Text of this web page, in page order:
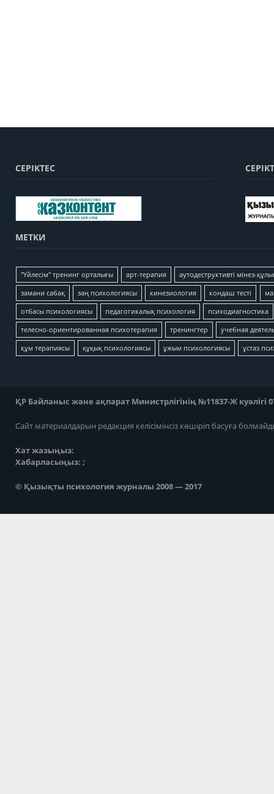
СЕРІКТЕС
МЕТКИ
"Үйлесім" тренинг орталығы арт-терапия аутодеструктивті мінез-
замани сабақ заң психологиясы кинезиология кондаш тесті
отбасы психологиясы педагогикалық психология психодиагностика
телесно-ориентированная психотерапия тренингтер учебная
құм терапиясы құқық психологиясы ұжым психологиясы ұстаз
ҚР Байланыс және ақпарат Министрлігінің №11837-Ж куәлігі
Сайт материалдарын редакция келісімінсіз көшіріп басуға
Хат жазыңыз:
Хабарласыңыз: ;
© Қызықты психология журналы 2008 — 2017